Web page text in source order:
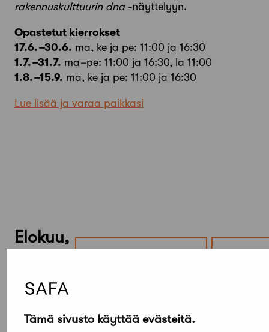
Tämä sivusto käyttää evästeitä.
rakennuskulttuurin dna -näyttelyyn.
Opastetut kierrokset
17.6.–30.6. ma, ke ja pe: 11:00 ja 16:30
1.7.–31.7. ma–pe: 11:00 ja 16:30, la 11:00
1.8.–15.9. ma, ke ja pe: 11:00 ja 16:30
Lue lisää ja varaa paikkasi
Elokuu,
Etsi tapahtumista